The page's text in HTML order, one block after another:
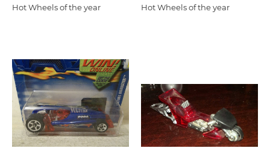
Hot Wheels of the year Hot Wheels of the year